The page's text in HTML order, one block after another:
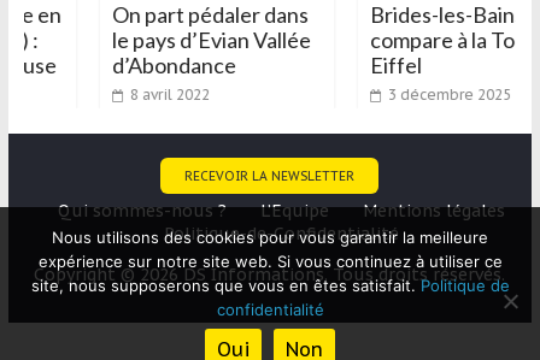
en
:
On part pédaler dans
le pays d’Evian Vallée
d’Abondance
8 avril 2022
Brides-les-Bains se
compare à la Tour
Eiffel
3 décembre 2025
RECEVOIR LA NEWSLETTER
Qui sommes-nous ? L’Equipe
Mentions légales
Politique-de-Confidentialité
Copyright © 2026 DS Informations. Tous droits réservés.
Nous utilisons des cookies pour vous garantir la meilleure
expérience sur notre site web. Si vous continuez à utiliser ce
site, nous supposerons que vous en êtes satisfait.Politique de
confidentialité
Oui Non